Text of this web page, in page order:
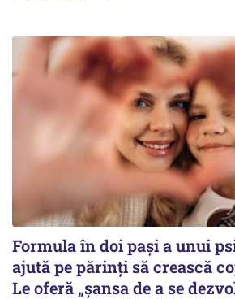
Formula în doi pași a unui
ajută pe părinți să crească
Le oferă „șansa de a se